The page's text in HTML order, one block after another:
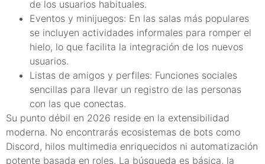
de los usuarios habituales.
Eventos y minijuegos: En las salas más populares
se incluyen actividades informales para romper el
hielo, lo que facilita la integración de los nuevos
usuarios.
Listas de amigos y perfiles: Funciones sociales
sencillas para llevar un registro de las personas
con las que conectas.
Su punto débil en 2026 reside en la extensibilidad
moderna. No encontrarás ecosistemas de bots como
Discord, hilos multimedia enriquecidos ni automatización
potente basada en roles. La búsqueda es básica, la